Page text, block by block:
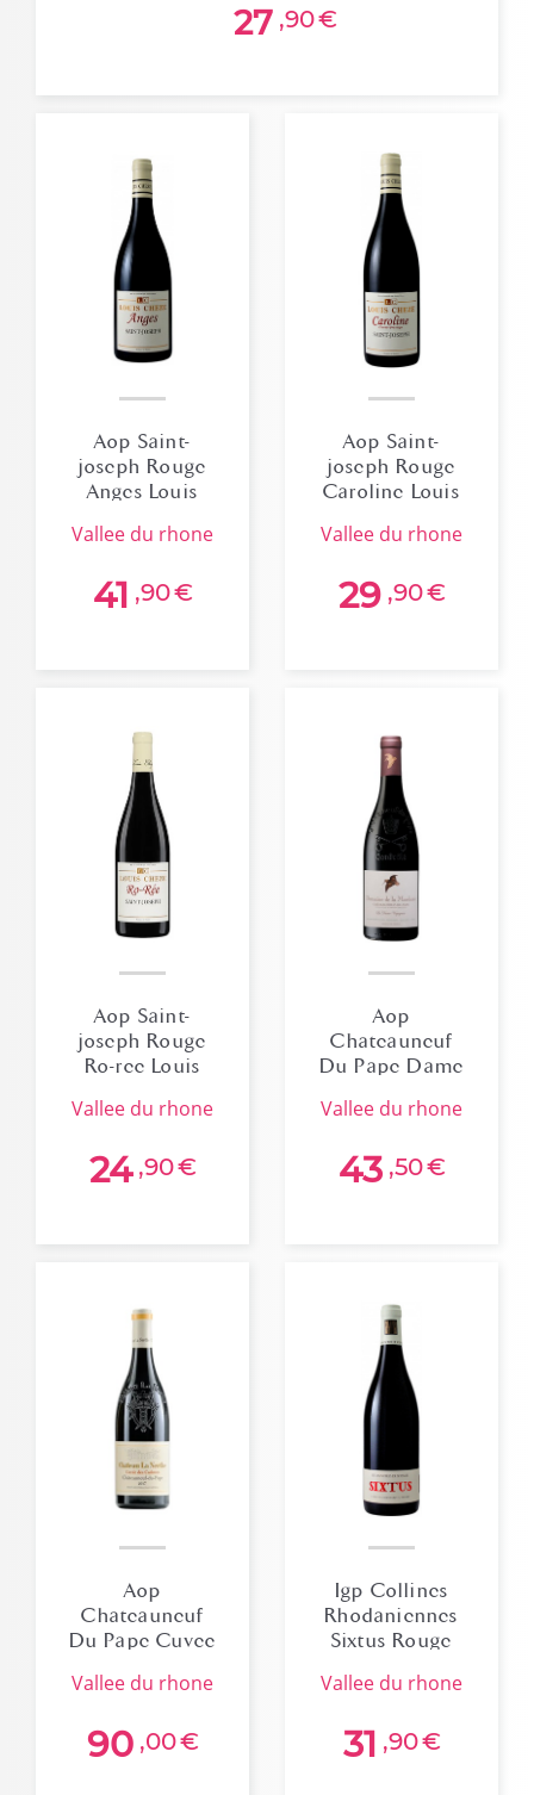
27 ,90€
Aop Saint-
joseph Rouge
Anges Louis
vallee du rhone
41 ,90€
Aop Saint-
joseph Rouge
Caroline Louis
vallee du rhone
29 ,90€
Aop Saint-
joseph Rouge
Ro-ree Louis
vallee du rhone
24 ,90€
Aop
Chateauneuf
Du Pape Dame
Mordoree
vallee du rhone
43 ,50€
Aop
Chateauneuf
Du Pape Cuvee
2017 Bio
vallee du rhone
90 ,00€
Igp Collines
Rhodaniennes
Sixtus Rouge
vallee du rhone
31 ,90€